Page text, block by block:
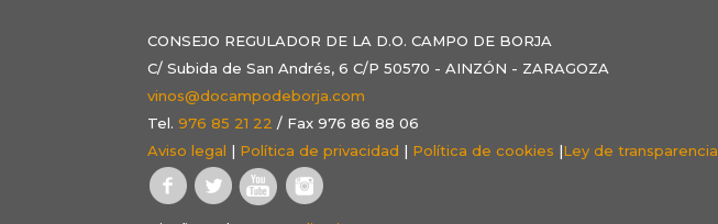
CONSEJO REGULADOR DE LA D.O. CAMPO DE BORJA
C/ Subida de San Andrés, 6 C/P 50570 - AINZÓN - ZARAGOZA
vinos@docampodeborja.com
Tel.976 85 21 22 / Fax 976 86 88 06
Aviso legal | Política de privacidad | Política de cookies |Ley de transparencia